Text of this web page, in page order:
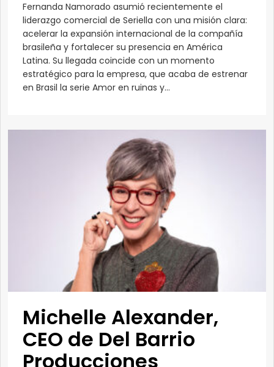
Fernanda Namorado asumió recientemente el
liderazgo comercial de Seriella con una misión clara:
acelerar la expansión internacional de la compañía
brasileña y fortalecer su presencia en América
Latina. Su llegada coincide con un momento
estratégico para la empresa, que acaba de estrenar
en Brasil la serie Amor en ruinas y...
Michelle Alexander,
CEO de Del Barrio
Producciones